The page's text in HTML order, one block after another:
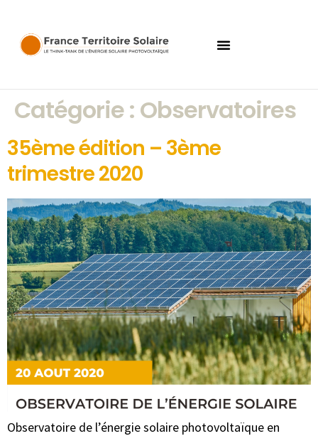
Catégorie : Observatoires
35ème édition – 3ème
trimestre 2020
Observatoire de l’énergie solaire photovoltaïque en